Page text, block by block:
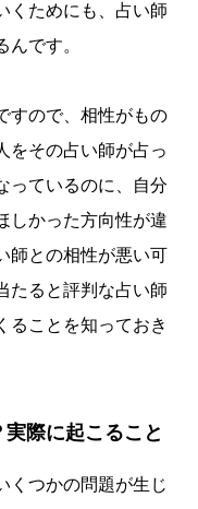
くためにも、占い師
です。
すので、相性がもの
をその占い師が占っ
っているのに、自分
しかった方向性が違
師との相性が悪い可
たると評判な占い師
ることを知っておき
際に起こること
くつかの問題が生じ